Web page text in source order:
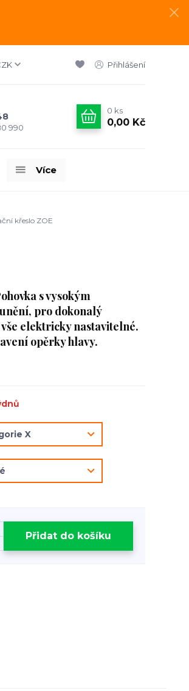
Přihlášení
990
0 ks
0,00 Kč
Více
křeslo ZOE
s vysokým
pro dokonalý
elektricky nastavitelné.
opěrky hlavy.
Přidat do košíku